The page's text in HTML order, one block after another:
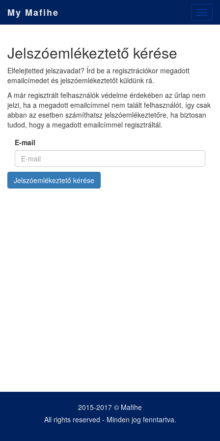
My Mafihe
Jelszóemlékeztető kérése
Elfelejtetted jelszavadat? Írd be a regisztrációkor megadott
emailcímedet és jelszóemlékeztetőt küldünk rá.
A már regisztrált felhasználók védelme érdekében az űrlap nem
jelzi, ha a megadott emailcímmel nem talált felhasználót, így csak
abban az esetben számíthatsz jelszóemlékeztetőre, ha biztosan
tudod, hogy a megadott emailcímmel regisztráltál.
E-mail
Jelszóemlékeztető kérése
2015-2017 © Mafihe
All rights reserved - Minden jog fenntartva.